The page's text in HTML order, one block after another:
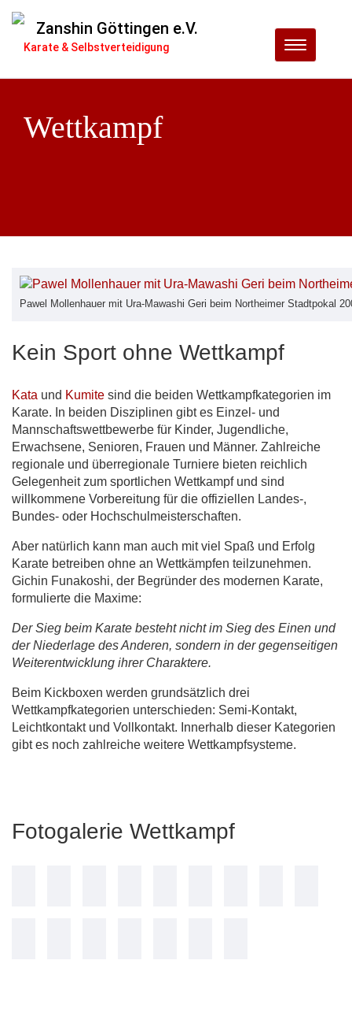
Menu
Zanshin Göttingen e.V.
Karate & Selbstverteidigung
Wettkampf
Pawel Mollenhauer mit Ura-Mawashi Geri beim Northeimer Stadtpokal
Kein Sport ohne Wettkampf
Kata und Kumite sind die beiden Wettkampfkategorien im
Karate. In beiden Disziplinen gibt es Einzel- und
Mannschaftswettbewerbe für Kinder, Jugendliche,
Erwachsene, Senioren, Frauen und Männer. Zahlreiche
regionale und überregionale Turniere bieten reichlich
Gelegenheit zum sportlichen Wettkampf und sind
willkommene Vorbereitung für die offiziellen Landes-,
Bundes- oder Hochschulmeisterschaften.
Aber natürlich kann man auch mit viel Spaß und Erfolg
Karate betreiben ohne an Wettkämpfen teilzunehmen.
Gichin Funakoshi, der Begründer des modernen Karate,
formulierte die Maxime:
Der Sieg beim Karate besteht nicht im Sieg des Einen und
der Niederlage des Anderen, sondern in der gegenseitigen
Weiterentwicklung ihrer Charaktere.
Beim Kickboxen werden grundsätzlich drei
Wettkampfkategorien unterschieden: Semi-Kontakt,
Leichtkontakt und Vollkontakt. Innerhalb dieser Kategorien
gibt es noch zahlreiche weitere Wettkampfsysteme.
Fotogalerie Wettkampf